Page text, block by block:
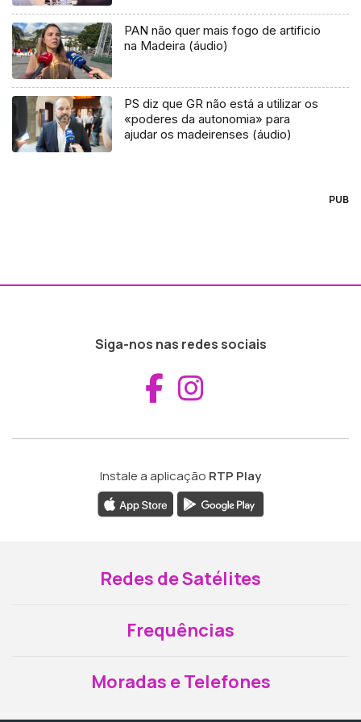
PAN não quer mais fogo de artificio
na Madeira (áudio)
PS diz que GR não está a utilizar os
«poderes da autonomia» para
ajudar os madeirenses (áudio)
PUB
Siga-nos nas redes sociais
Aceder ao
Instale a aplicação RTP Play
Redes de Satélites
Frequências
Moradas e Telefones